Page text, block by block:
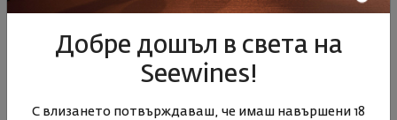
Добре дошъл в света на
Seewines!
С влизането потвърждаваш, че имаш навършени 18